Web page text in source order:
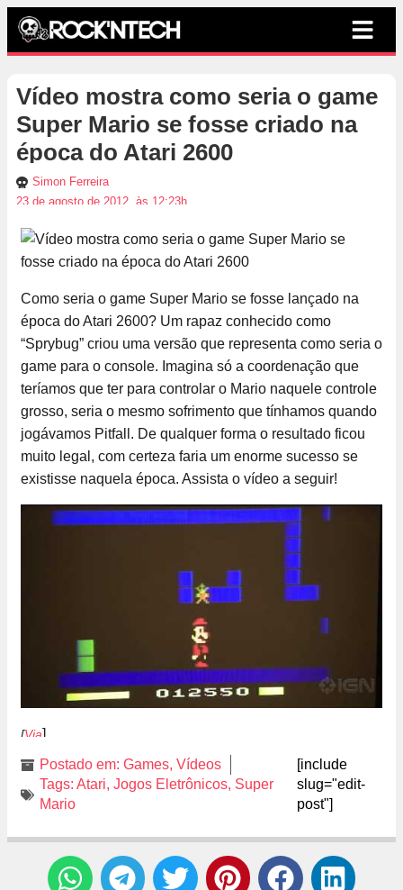
Vídeo mostra como seria o game
Super Mario se fosse criado na
época do Atari 2600
Simon Ferreira
23 de agosto de 2012, às 12:23h
Como seria o game Super Mario se fosse lançado na
época do Atari 2600? Um rapaz conhecido como
“Sprybug” criou uma versão que representa como seria o
game para o console. Imagina só a coordenação que
teríamos que ter para controlar o Mario naquele controle
grosso, seria o mesmo sofrimento que tínhamos quando
jogávamos Pitfall. De qualquer forma o resultado ficou
muito legal, com certeza faria um enorme sucesso se
existisse naquela época. Assista o vídeo a seguir!
[Via]
Postado em: Games, Vídeos
Tags: Atari, Jogos Eletrônicos, Super
Mario
[include
slug="edit-
post"]